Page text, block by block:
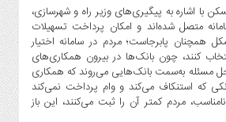
با اشاره به پیگیری‌های وزیر راه و شهرسازی،
متصل شده‌اند و امکان پرداخت تسهیلات
همچنان پابرجاست؛ مردم در سامانه اختیار
کنند، چون بانک‌ها در بیرون همکاری‌های
مسئله به‌سمت بانک‌هایی می‌روند که همکاری
که استنکاف می‌کند و وام پرداخت نمی‌کند
مردم کمتر آن را ثبت می‌کنند، این باز